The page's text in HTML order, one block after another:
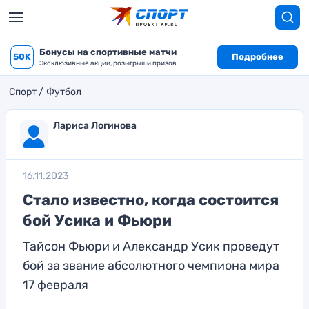
50K Бонусы на спортивные матчи
Эксклюзивные акции, розыгрыши призов
Подробнее
Спорт Футбол
Лариса Логинова
16.11.2023
Стало известно, когда состоится
бой Усика и Фьюри
Тайсон Фьюри и Александр Усик проведут
бой за звание абсолютного чемпиона мира
17 февраля